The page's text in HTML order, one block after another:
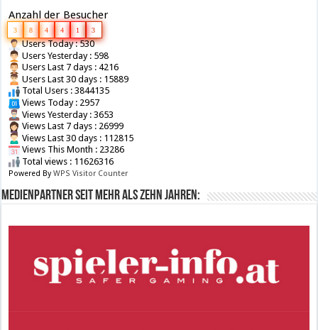
Anzahl der Besucher
3 8 4 4 1 3
Users Today : 530
Users Yesterday : 598
Users Last 7 days : 4216
Users Last 30 days : 15889
Total Users : 3844135
Views Today : 2957
Views Yesterday : 3653
Views Last 7 days : 26999
Views Last 30 days : 112815
Views This Month : 23286
Total views : 11626316
Powered ByWPS Visitor Counter
Medienpartner seit mehr als zehn Jahren: